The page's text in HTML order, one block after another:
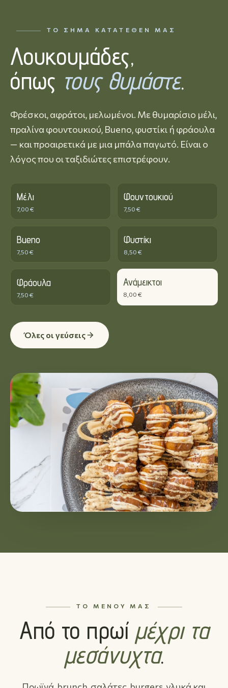
ΤΟ ΣΉΜΑ ΚΑΤΑΤΕΘΈΝ ΜΑΣ
Λουκουμάδες,
όπως τους θυμάστε.
Φρέσκοι, αφράτοι, μελωμένοι. Με θυμαρίσιο μέλι,
πραλίνα φουντουκιού, Bueno, φυστίκι ή φράουλα
— και προαιρετικά με μια μπάλα παγωτό. Είναι ο
λόγος που οι ταξιδιώτες επιστρέφουν.
Μέλι
7,00 €
Φουντουκιού
7,50 €
Bueno
7,50 €
Φυστίκι
8,50 €
Φράουλα
7,50 €
Ανάμεικτοι
8,00 €
Όλες οι γεύσεις
ΤΟ ΜΕΝΟΎ ΜΑΣ
Από το πρωί μέχρι τα
μεσάνυχτα.